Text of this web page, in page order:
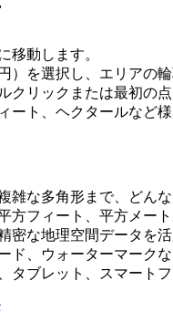
移動します。
を選択し、エリアの輪
クリックまたは最初の
ート、ヘクタールなど
雑な多角形まで、どん
方フィート、平方メー
な地理空間データを活
ド、ウォーターマーク
タブレット、スマート